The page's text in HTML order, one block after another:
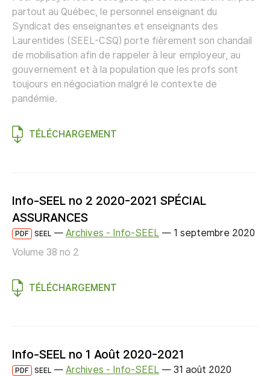
partout au Québec, le personnel enseignant du
Syndicat des enseignantes et enseignants des
Laurentides (SEEL-CSQ) porte fièrement son chandail
de mobilisation afin de rappeler à leur employeur, au
gouvernement et à la population que les profs sont
toujours en négociation malgré le contexte de
pandémie.
TÉLÉCHARGEMENT
Info-SEEL no 2 2020-2021 SPÉCIAL
ASSURANCES
PDF SEEL — Archives - Info-SEEL — 1 septembre 2020
Volume 38 no 2
TÉLÉCHARGEMENT
Info-SEEL no 1 Août 2020-2021
PDF SEEL — Archives - Info-SEEL — 31 août 2020